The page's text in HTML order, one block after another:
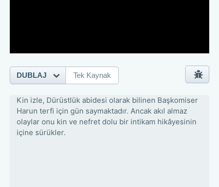
Kin izle, Dürüstlük abidesi olarak bilinen Başkomiser
Harun terfi için gün saymaktadır. Ancak akıl almaz
olaylar onu kin ve nefret dolu bir intikam hikâyesinin
içine sürükler.
DUBLAJ Tek Kaynak